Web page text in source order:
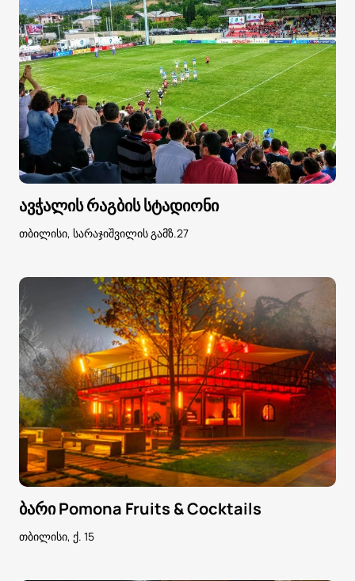
ავჭალის რაგბის სტადიონი
თბილისი, სარაჯიშვილის გამზ.27
ბარი Pomona Fruits & Cocktails
თბილისი, ქ. 15